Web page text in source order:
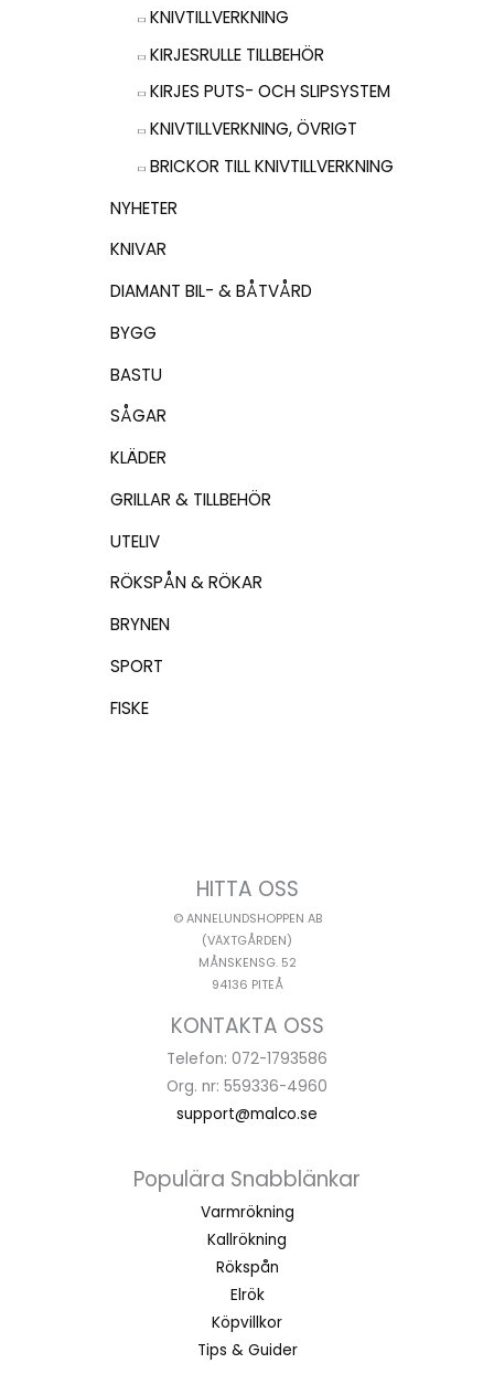
KNIVTILLVERKNING
KIRJESRULLE TILLBEHÖR
KIRJES PUTS- OCH SLIPSYSTEM
KNIVTILLVERKNING, ÖVRIGT
BRICKOR TILL KNIVTILLVERKNING
NYHETER
KNIVAR
DIAMANT BIL- & BÅTVÅRD
BYGG
BASTU
SÅGAR
KLÄDER
GRILLAR & TILLBEHÖR
UTELIV
RÖKSPÅN & RÖKAR
BRYNEN
SPORT
FISKE
HITTA OSS
© ANNELUNDSHOPPEN AB
(VÄXTGÅRDEN)
MÅNSKENSG. 52
94136 PITEÅ
KONTAKTA OSS
Telefon: 072-1793586
Org. nr: 559336-4960
support@malco.se
Populära Snabblänkar
Varmrökning
Kallrökning
Rökspån
Elrök
Köpvillkor
Tips & Guider